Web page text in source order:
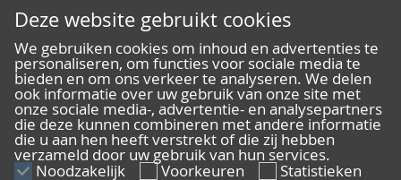
Veilingtermen
Kwaliteitsomschrijvingen
Veelgestelde vragen
ALGEMEEN
Deze website gebruikt cookies
We gebruiken cookies om inhoud en advertenties te
personaliseren, om functies voor sociale media te
bieden en om ons verkeer te analyseren. We delen
ook informatie over uw gebruik van onze site met
onze sociale media-, advertentie- en analysepartners
die deze kunnen combineren met andere informatie
die u aan hen heeft verstrekt of die zij hebben
verzameld door uw gebruik van hun services.
Noodzakelijk Voorkeuren Statistieken